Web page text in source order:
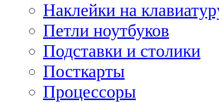
Наклейки на
Петли ноутбуков
Подставки и столики
Посткарты
Процессоры